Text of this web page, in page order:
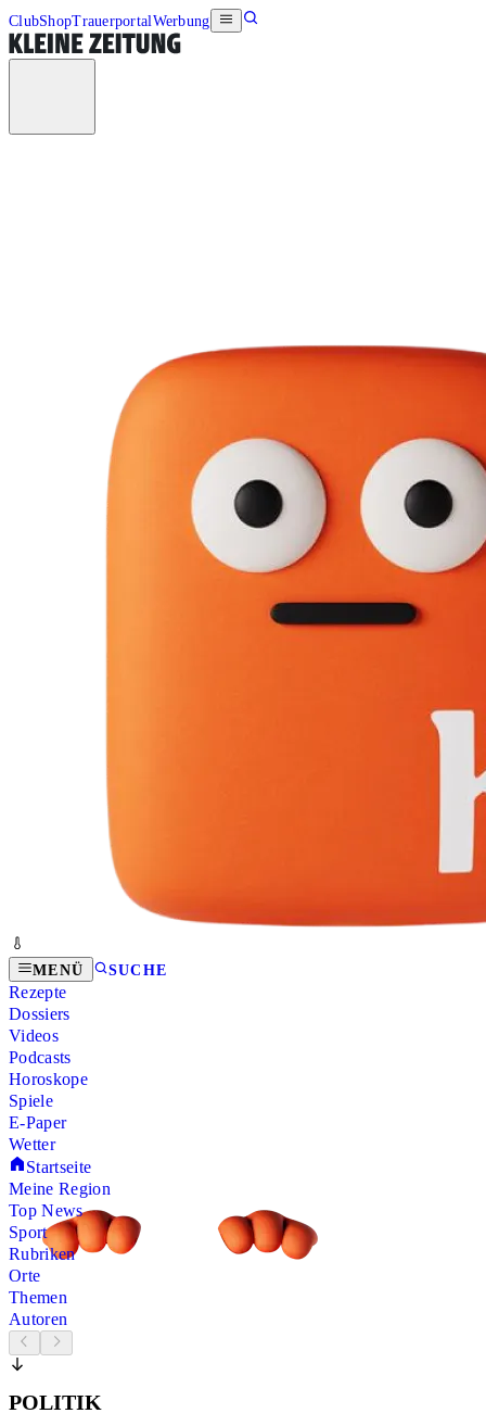
ClubShopTrauerportalWerbung
MENÜ SUCHE
Rezepte
Dossiers
Videos
Podcasts
Horoskope
Spiele
E-Paper
Wetter
Startseite
Meine Region
Top News
Sport
Rubriken
Orte
Themen
Autoren
POLITIK